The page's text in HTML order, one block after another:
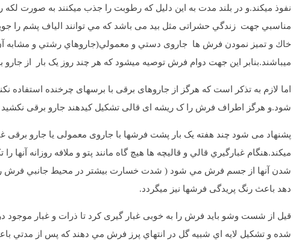
نفوذ میکند.و در بلند مدت به این دلیل که رطوبت را جذب میکنند به
مناسبي جهت زندگي حشراتی مثل بيد می باشد كه مي توانند الياف پشم را
خاك و تميز نمودن فرش ها جاروی دستي و معمولي(جاروهاي رشتي و مشابه آن
میباشند.بنابر این جهت دوام فرش توصیه میشود که هر چند روز یک بار از جارو
اما لازم به تذکر است که هرگز از جاروهای برقی با برسهای چرخنده
شود.و هرگز اطراف فرش را ک ریشه ای قالی تشکیل کیدهند جارو برقی
پشنهاد می شود چند هفته یک بار پشت فرشها با جاروی معمولی یا جارو برقی
میکند.هنگام غبارگيري قالي و قاليچه ها هيچ گاه مانند پتو و ملافه روزانه
شدن آنها از جسم فرش مي شود ( شدت خسارت بيشتر در محيط جانبي فرش رخ
دهد باعث رنگ پریدگی فرشها نیز میگردد.
قیل از شست وشو باید فرش را به خوبی غبار گیری کرد تا ذرات و غبار موجود
شده و تشكيل لايه اي شبيه گل در انتهاي پرز فرش مي دهند كه پس از